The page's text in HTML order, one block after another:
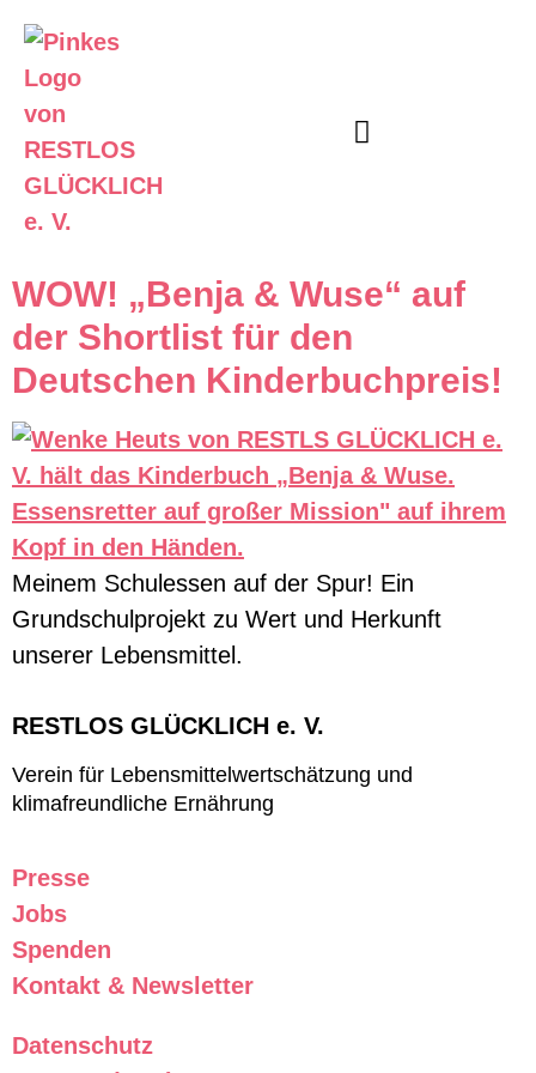
WOW! „Benja & Wuse“ auf
der Shortlist für den
Deutschen Kinderbuchpreis!
Meinem Schulessen auf der Spur! Ein
Grundschulprojekt zu Wert und Herkunft
unserer Lebensmittel.
RESTLOS GLÜCKLICH e. V.
Verein für Lebensmittelwertschätzung und
klimafreundliche Ernährung
Presse
Jobs
Spenden
Kontakt & Newsletter
Datenschutz